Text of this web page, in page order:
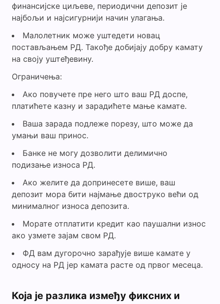
финансијске циљеве, периодични депозит је
најбољи и најсигурнији начин улагања.
Малолетник може уштедети новац
постављањем РД. Такође добијају добру камату
на своју уштеђевину.
Ограничења:
Ако повучете пре него што ваш РД доспе,
платићете казну и зарадићете мање камате.
Ваша зарада подлеже порезу, што може да
умањи ваш принос.
Банке не могу дозволити делимично
подизање износа РД.
Ако желите да допринесете више, ваш
депозит мора бити најмање двоструко већи од
минималног износа депозита.
Морате отплатити кредит као паушални износ
ако узмете зајам свом РД.
ФД вам дугорочно зарађује више камате у
односу на РД јер камата расте од првог месеца.
Која је разлика између фиксних и